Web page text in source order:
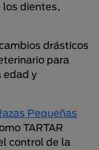
los dientes,
drásticos
para
edad y
Pequeñas
TARTAR
control de la